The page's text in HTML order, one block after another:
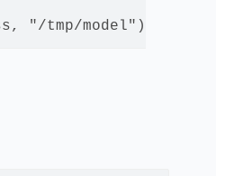
"/tmp/model")